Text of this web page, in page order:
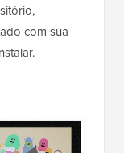
com sua